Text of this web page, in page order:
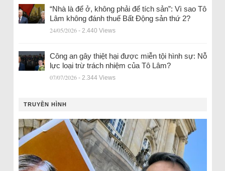
“Nhà là để ở, không phải để tích sản”: Vì sao Tô
Lâm không đánh thuế Bất Động sản thứ 2?
24/05/2026 - 2.440 Views
Công an gây thiệt hại được miễn tội hình sự: Nỗ
lực loại trừ trách nhiệm của Tô Lâm?
07/07/2026 - 2.344 Views
TRUYỀN HÌNH